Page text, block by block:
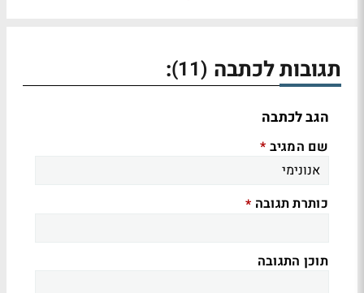
תגובות לכתבה (11)
:
הגב לכתבה
שם המגיב *
כותרת תגובה *
תוכן התגובה